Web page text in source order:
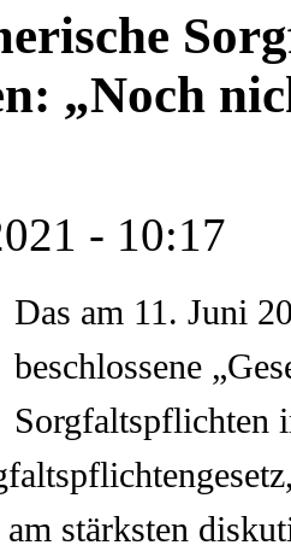
„Noch
- 10:17
Das am 11. Juni
beschlossene
Sorgfaltspflichten
stärksten